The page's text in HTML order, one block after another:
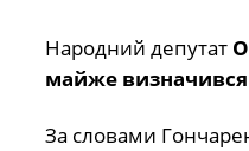
Народний депутат
майже
За словами